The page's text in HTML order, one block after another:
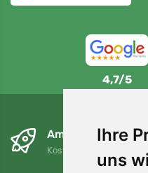
Ihre
uns
4,7/5
Am nächsten Tag
Kostenloser Versand